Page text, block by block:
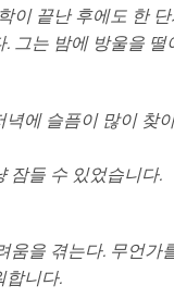
이 끝난 후에도 한
그는 밤에 방울을
에 슬픔이 많이 찾
잠들 수 있었습니다.
움을 겪는다. 무언
합니다.